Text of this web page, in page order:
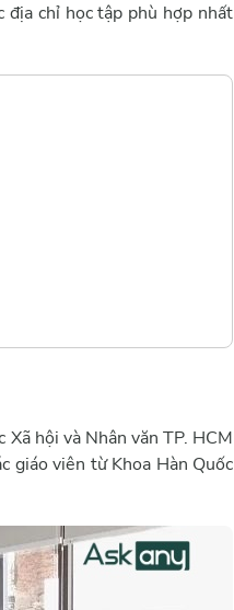
chỉ học tập phù hợp nhất
hội và Nhân văn TP. HCM
giáo viên từ Khoa Hàn Quốc